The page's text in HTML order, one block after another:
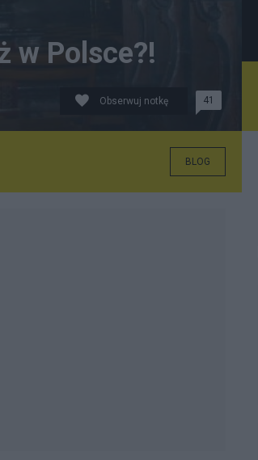
w Polsce?!
Obserwuj notkę 41
BLOG